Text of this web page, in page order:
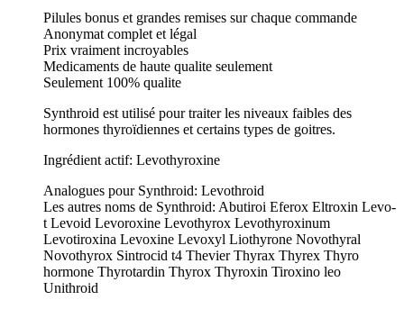
Pilules bonus et grandes remises sur chaque commande
Anonymat complet et légal
Prix vraiment incroyables
Medicaments de haute qualite seulement
Seulement 100% qualite
Synthroid est utilisé pour traiter les niveaux faibles des
hormones thyroïdiennes et certains types de goitres.
Ingrédient actif: Levothyroxine
Analogues pour Synthroid: Levothroid
Les autres noms de Synthroid: Abutiroi Eferox Eltroxin Levo-
t Levoid Levoroxine Levothyrox Levothyroxinum
Levotiroxina Levoxine Levoxyl Liothyrone Novothyral
Novothyrox Sintrocid t4 Thevier Thyrax Thyrex Thyro
hormone Thyrotardin Thyrox Thyroxin Tiroxino leo
Unithroid